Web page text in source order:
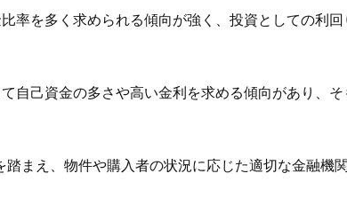
率を多く求められる傾向が強く、投資としての利回
自己資金の多さや高い金利を求める傾向があり、そ
まえ、物件や購入者の状況に応じた適切な金融機